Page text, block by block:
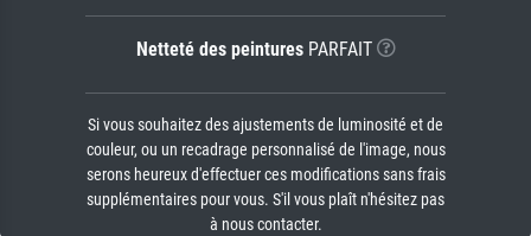
Netteté des peinturesPARFAIT
Si vous souhaitez des ajustements de luminosité et de
couleur, ou un recadrage personnalisé de l'image, nous
serons heureux d'effectuer ces modifications sans frais
supplémentaires pour vous. S'il vous plaît n'hésitez pas
à nous contacter.